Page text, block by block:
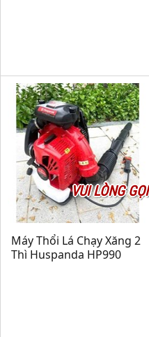
VUI LÒNG GỌI
Máy Thổi Lá Chạy Xăng 2
Thì Huspanda HP990